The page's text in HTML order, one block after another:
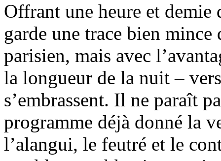
Offrant une heure et
garde une trace bien mince
parisien, mais avec
la longueur de la nuit –
s’embrassent. Il ne paraît
programme déjà donné la
l’alangui, le feutré et le